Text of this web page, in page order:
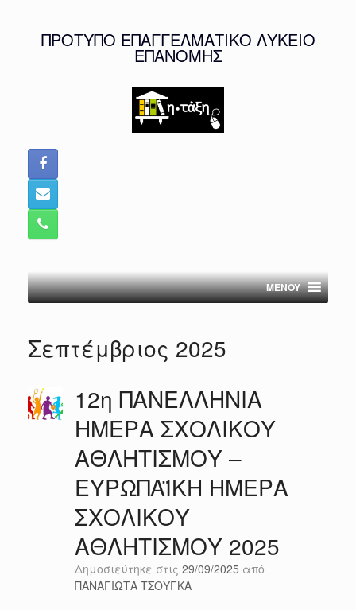
ΠΡΟΤΥΠΟ ΕΠΑΓΓΕΛΜΑΤΙΚΟ ΛΥΚΕΙΟ
ΕΠΑΝΟΜΗΣ
MENOY
Σεπτέμβριος 2025
12η ΠΑΝΕΛΛΗΝΙΑ
ΗΜΕΡΑ ΣΧΟΛΙΚΟΥ
ΑΘΛΗΤΙΣΜΟΥ –
ΕΥΡΩΠΑΪΚΗ ΗΜΕΡΑ
ΣΧΟΛΙΚΟΥ
ΑΘΛΗΤΙΣΜΟΥ 2025
Δημοσιεύτηκε στις 29/09/2025 από
ΠΑΝΑΓΙΩΤΑ ΤΣΟΥΓΚΑ